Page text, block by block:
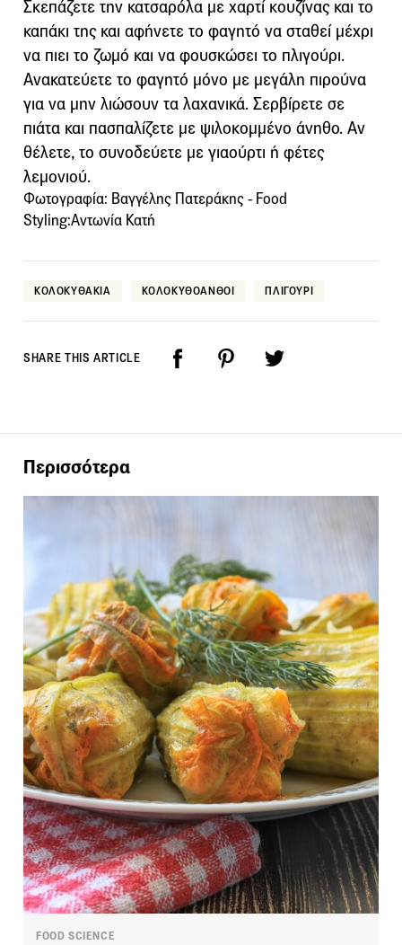
Σκεπάζετε την κατσαρόλα µε χαρτί κουζίνας και το
καπάκι της και αφήνετε το φαγητό να σταθεί µέχρι
να πιει το ζωµό και να φουσκώσει το πλιγούρι.
Ανακατεύετε το φαγητό µόνο µε µεγάλη πιρούνα
για να µην λιώσουν τα λαχανικά. Σερβίρετε σε
πιάτα και πασπαλίζετε µε ψιλοκοµµένο άνηθο. Αν
θέλετε, το συνοδεύετε µε γιαούρτι ή φέτες
λεµονιού.
Φωτογραφία: Βαγγέλης Πατεράκης - Food
Styling:Αντωνία Κατή
ΚΟΛΟΚΥΘΑΚΙΑ ΚΟΛΟΚΥΘΟΑΝΘΟΙ ΠΛΙΓΟΥΡΙ
SHARE THIS ARTICLE
Περισσότερα
FOOD SCIENCE